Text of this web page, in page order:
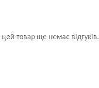
цей товар ще немає відгуків.